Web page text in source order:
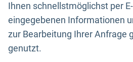
Ihnen schnellstmöglichst per
eingegebenen Informationen
zur Bearbeitung Ihrer Anfrage
genutzt.